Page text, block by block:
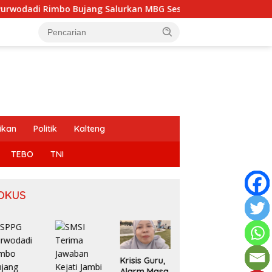
MBG Sesuai SOP, Sugeng: Seluruh Makanan Segar dan
Politik Kalteng
TEBO TNI
Krisis Guru,